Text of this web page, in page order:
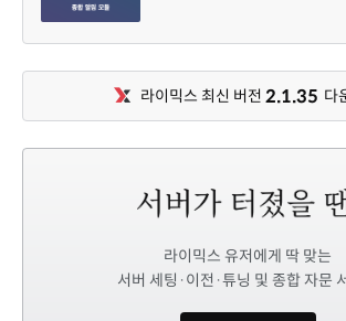
라이믹스 최신 버전 2.1.35 다
라이믹스 유저에게 딱 맞는
서버 세팅·이전·튜닝 및 종합 자문